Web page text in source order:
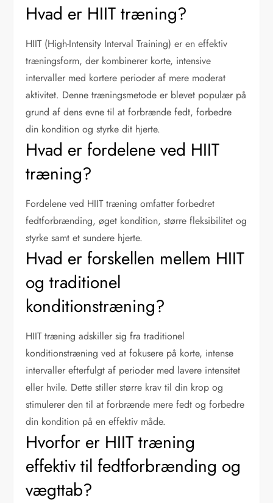
Hvad er HIIT træning?
HIIT (High-Intensity Interval Training) er en effektiv
træningsform, der kombinerer korte, intensive
intervaller med kortere perioder af mere moderat
aktivitet. Denne træningsmetode er blevet populær på
grund af dens evne til at forbrænde fedt, forbedre
din kondition og styrke dit hjerte.
Hvad er fordelene ved HIIT
træning?
Fordelene ved HIIT træning omfatter forbedret
fedtforbrænding, øget kondition, større fleksibilitet og
styrke samt et sundere hjerte.
Hvad er forskellen mellem HIIT
og traditionel
konditionstræning?
HIIT træning adskiller sig fra traditionel
konditionstræning ved at fokusere på korte, intense
intervaller efterfulgt af perioder med lavere intensitet
eller hvile. Dette stiller større krav til din krop og
stimulerer den til at forbrænde mere fedt og forbedre
din kondition på en effektiv måde.
Hvorfor er HIIT træning
effektiv til fedtforbrænding og
vægttab?